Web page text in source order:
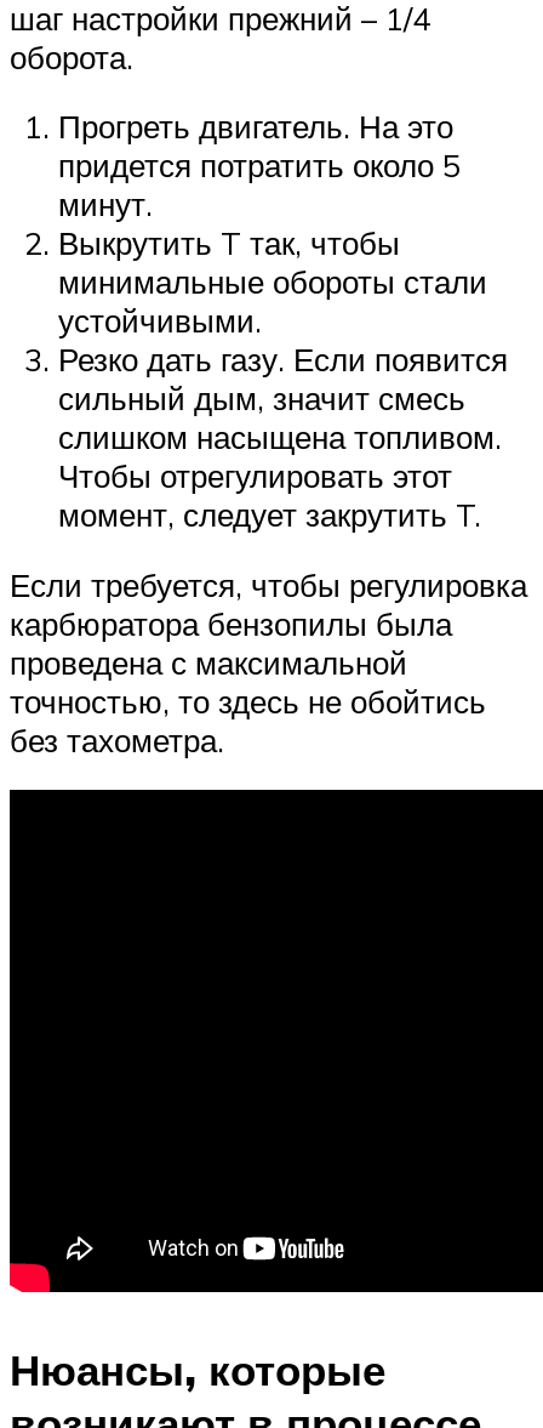
шаг настройки прежний – 1/4
оборота.
Прогреть двигатель. На это
придется потратить около 5
минут.
Выкрутить T так, чтобы
минимальные обороты стали
устойчивыми.
Резко дать газу. Если появится
сильный дым, значит смесь
слишком насыщена топливом.
Чтобы отрегулировать этот
момент, следует закрутить T.
Если требуется, чтобы регулировка
карбюратора бензопилы была
проведена с максимальной
точностью, то здесь не обойтись
без тахометра.
Нюансы, которые